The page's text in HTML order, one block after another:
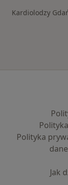
Kardiolodzy
Polityka
Jak